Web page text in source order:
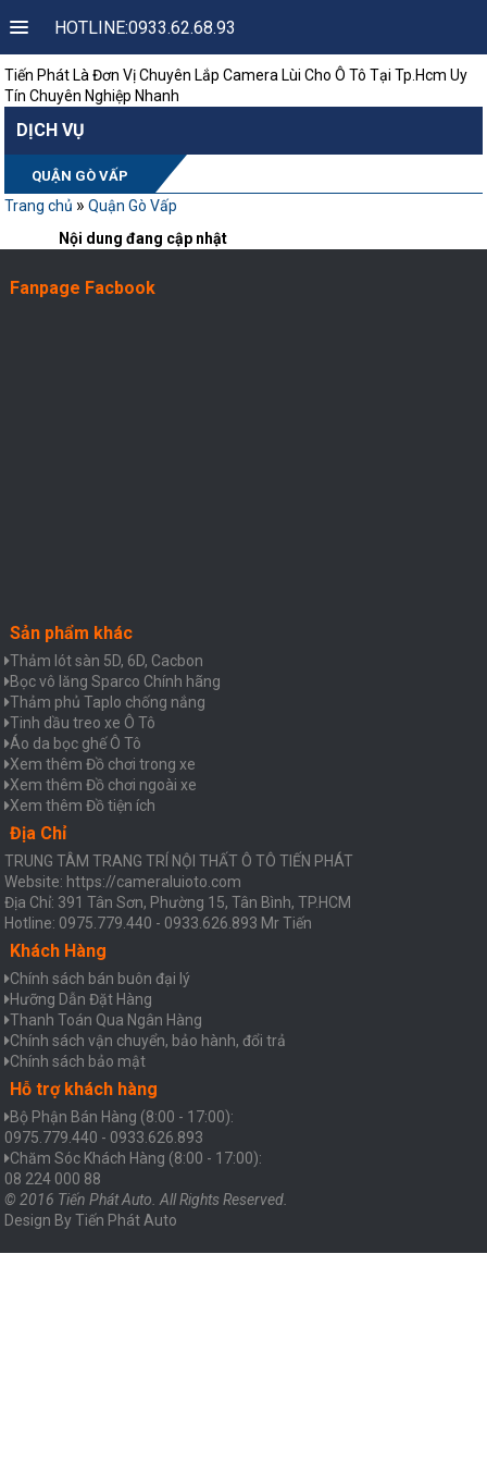
HOTLINE:0933.62.68.93
Tiến Phát Là Đơn Vị Chuyên Lắp Camera Lùi Cho Ô Tô Tại Tp.Hcm Uy
Tín Chuyên Nghiệp Nhanh
DỊCH VỤ
QUẬN GÒ VẤP
Trang chủ » Quận Gò Vấp
Nội dung đang cập nhật
Fanpage Facbook
Sản phẩm khác
Thảm lót sàn 5D, 6D, Cacbon
Bọc vô lăng Sparco Chính hãng
Thảm phủ Taplo chống nắng
Tinh dầu treo xe Ô Tô
Áo da bọc ghế Ô Tô
Xem thêm Đồ chơi trong xe
Xem thêm Đồ chơi ngoài xe
Xem thêm Đồ tiện ích
Địa Chỉ
TRUNG TÂM TRANG TRÍ NỘI THẤT Ô TÔ TIẾN PHÁT
Website: https://cameraluioto.com
Địa Chỉ: 391 Tân Sơn, Phường 15, Tân Bình, TP.HCM
Hotline: 0975.779.440 - 0933.626.893 Mr Tiến
Khách Hàng
Chính sách bán buôn đại lý
Hưỡng Dẫn Đặt Hàng
Thanh Toán Qua Ngân Hàng
Chính sách vận chuyển, bảo hành, đổi trả
Chính sách bảo mật
Hỗ trợ khách hàng
Bộ Phận Bán Hàng (8:00 - 17:00):
0975.779.440 - 0933.626.893
Chăm Sóc Khách Hàng (8:00 - 17:00):
08 224 000 88
© 2016 Tiến Phát Auto. All Rights Reserved.
Design ByTiến Phát Auto